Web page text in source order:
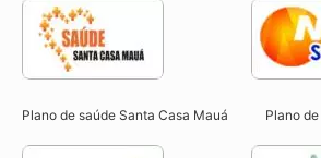
Plano de saúde Santa Casa Mauá Plano